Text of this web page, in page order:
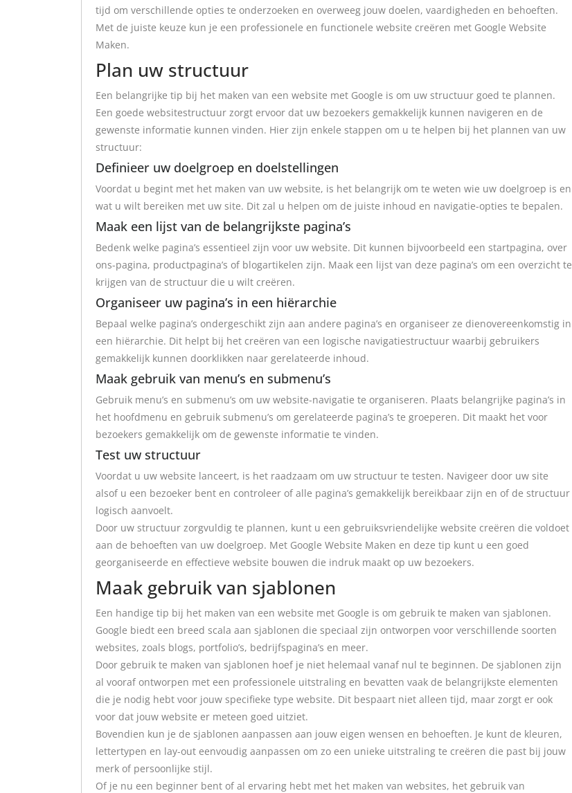
tijd om verschillende opties te onderzoeken en overweeg jouw doelen, vaardigheden en behoeften.
Met de juiste keuze kun je een professionele en functionele website creëren met Google Website
Maken.
Plan uw structuur
Een belangrijke tip bij het maken van een website met Google is om uw structuur goed te plannen.
Een goede websitestructuur zorgt ervoor dat uw bezoekers gemakkelijk kunnen navigeren en de
gewenste informatie kunnen vinden. Hier zijn enkele stappen om u te helpen bij het plannen van uw
structuur:
Definieer uw doelgroep en doelstellingen
Voordat u begint met het maken van uw website, is het belangrijk om te weten wie uw doelgroep is en
wat u wilt bereiken met uw site. Dit zal u helpen om de juiste inhoud en navigatie-opties te bepalen.
Maak een lijst van de belangrijkste pagina’s
Bedenk welke pagina’s essentieel zijn voor uw website. Dit kunnen bijvoorbeeld een startpagina, over
ons-pagina, productpagina’s of blogartikelen zijn. Maak een lijst van deze pagina’s om een overzicht te
krijgen van de structuur die u wilt creëren.
Organiseer uw pagina’s in een hiërarchie
Bepaal welke pagina’s ondergeschikt zijn aan andere pagina’s en organiseer ze dienovereenkomstig in
een hiërarchie. Dit helpt bij het creëren van een logische navigatiestructuur waarbij gebruikers
gemakkelijk kunnen doorklikken naar gerelateerde inhoud.
Maak gebruik van menu’s en submenu’s
Gebruik menu’s en submenu’s om uw website-navigatie te organiseren. Plaats belangrijke pagina’s in
het hoofdmenu en gebruik submenu’s om gerelateerde pagina’s te groeperen. Dit maakt het voor
bezoekers gemakkelijk om de gewenste informatie te vinden.
Test uw structuur
Voordat u uw website lanceert, is het raadzaam om uw structuur te testen. Navigeer door uw site
alsof u een bezoeker bent en controleer of alle pagina’s gemakkelijk bereikbaar zijn en of de structuur
logisch aanvoelt.
Door uw structuur zorgvuldig te plannen, kunt u een gebruiksvriendelijke website creëren die voldoet
aan de behoeften van uw doelgroep. Met Google Website Maken en deze tip kunt u een goed
georganiseerde en effectieve website bouwen die indruk maakt op uw bezoekers.
Maak gebruik van sjablonen
Een handige tip bij het maken van een website met Google is om gebruik te maken van sjablonen.
Google biedt een breed scala aan sjablonen die speciaal zijn ontworpen voor verschillende soorten
websites, zoals blogs, portfolio’s, bedrijfspagina’s en meer.
Door gebruik te maken van sjablonen hoef je niet helemaal vanaf nul te beginnen. De sjablonen zijn
al vooraf ontworpen met een professionele uitstraling en bevatten vaak de belangrijkste elementen
die je nodig hebt voor jouw specifieke type website. Dit bespaart niet alleen tijd, maar zorgt er ook
voor dat jouw website er meteen goed uitziet.
Bovendien kun je de sjablonen aanpassen aan jouw eigen wensen en behoeften. Je kunt de kleuren,
lettertypen en lay-out eenvoudig aanpassen om zo een unieke uitstraling te creëren die past bij jouw
merk of persoonlijke stijl.
Of je nu een beginner bent of al ervaring hebt met het maken van websites, het gebruik van